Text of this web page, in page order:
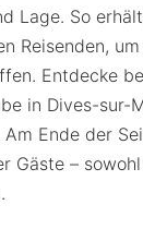
Lage. So
Reisenden,
Entdecke
in Dives-sur-
Am Ende der
Gäste –